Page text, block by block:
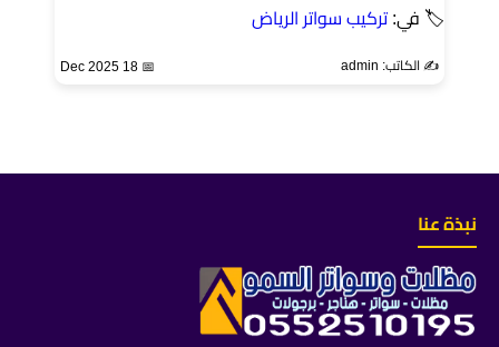
🏷 في:تركيب سواتر الرياض
✍️ الكاتب: admin 📅 18 Dec 2025
نبذة عنا